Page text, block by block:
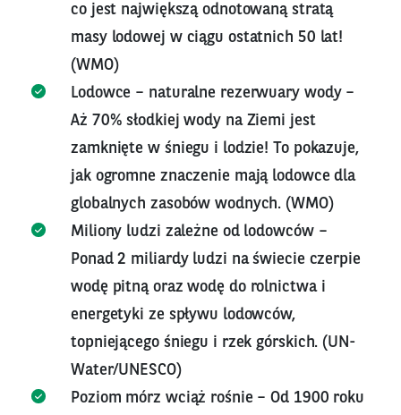
co jest największą odnotowaną stratą
masy lodowej w ciągu ostatnich 50 lat!
(WMO)
Lodowce – naturalne rezerwuary wody –
Aż 70% słodkiej wody na Ziemi jest
zamknięte w śniegu i lodzie! To pokazuje,
jak ogromne znaczenie mają lodowce dla
globalnych zasobów wodnych. (WMO)
Miliony ludzi zależne od lodowców –
Ponad 2 miliardy ludzi na świecie czerpie
wodę pitną oraz wodę do rolnictwa i
energetyki ze spływu lodowców,
topniejącego śniegu i rzek górskich. (UN-
Water/UNESCO)
Poziom mórz wciąż rośnie – Od 1900 roku